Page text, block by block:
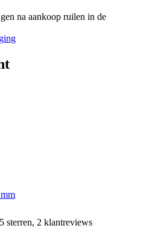
na aankoop ruilen in de
sterren, 2 klantreviews